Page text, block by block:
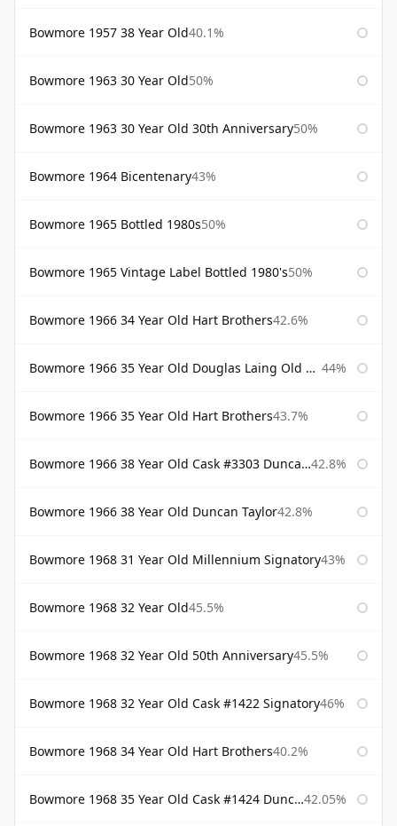
Bowmore 1957 38 Year Old40.1%
Bowmore 1963 30 Year Old50%
Bowmore 1963 30 Year Old 30th Anniversary50%
Bowmore 1964 Bicentenary43%
Bowmore 1965 Bottled 1980s50%
Bowmore 1965 Vintage Label Bottled 1980's50%
Bowmore 1966 34 Year Old Hart Brothers42.6%
Bowmore 1966 35 Year Old Douglas Laing Old Malt Cask 44%
Bowmore 1966 35 Year Old Hart Brothers43.7%
Bowmore 1966 38 Year Old Cask #3303 Duncan Taylor 42.8%
Bowmore 1966 38 Year Old Duncan Taylor42.8%
Bowmore 1968 31 Year Old Millennium Signatory43%
Bowmore 1968 32 Year Old45.5%
Bowmore 1968 32 Year Old 50th Anniversary45.5%
Bowmore 1968 32 Year Old Cask #1422 Signatory46%
Bowmore 1968 34 Year Old Hart Brothers40.2%
Bowmore 1968 35 Year Old Cask #1424 Duncan Taylor 42.05%